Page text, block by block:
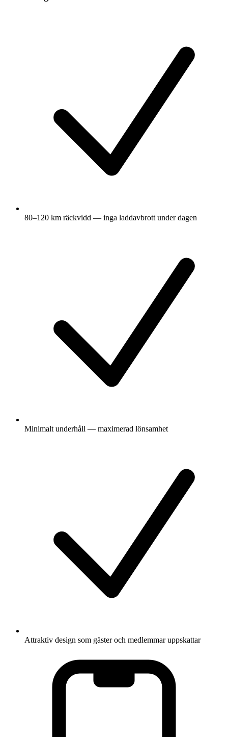
80–120 km räckvidd — inga laddavbrott under dagen
Minimalt underhåll — maximerad lönsamhet
Attraktiv design som gäster och medlemmar uppskattar